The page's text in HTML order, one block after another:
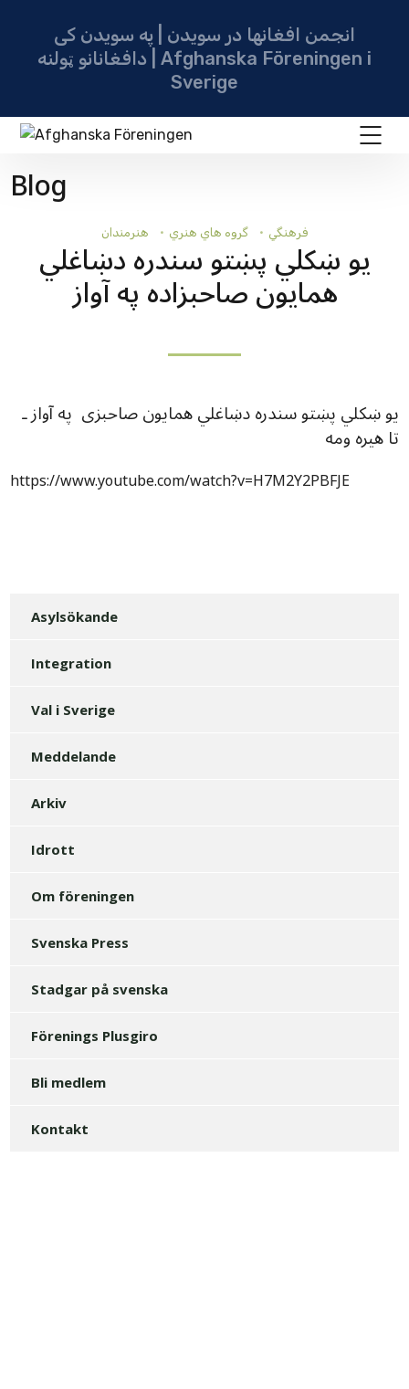
انجمن افغانها در سویدن | په سویدن کی
دافغانانو ټولنه | Afghanska Föreningen i
Sverige
Blog
فرهنگي گروه هاي هنري هنرمندان
يو ښکلي پښتو سندره دښاغلي
همايون صاحبزاده په آواز
يو ښکلي پښتو سندره دښاغلي همايون صاحبزی په آواز ـ
تا هیره ومه
https://www.youtube.com/watch?v=H7M2Y2PBFJE
Asylsökande
Integration
Val i Sverige
Meddelande
Arkiv
Idrott
Om föreningen
Svenska Press
Stadgar på svenska
Förenings Plusgiro
Bli medlem
Kontakt